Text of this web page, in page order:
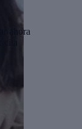
ahora